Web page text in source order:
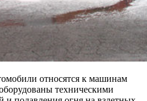
относятся к машинам
техническими